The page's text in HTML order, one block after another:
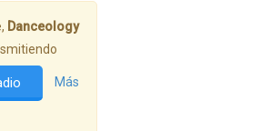
Danceology
Más